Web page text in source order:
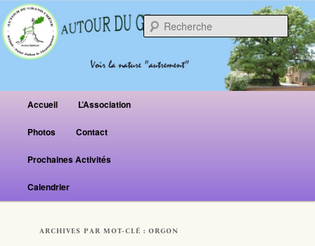
Menu principal
Aller au contenu principal
Aller au contenu secondaire
Accueil L’Association
Photos Contact
Prochaines Activités
Calendrier
ARCHIVES PAR MOT-CLÉ :ORGON